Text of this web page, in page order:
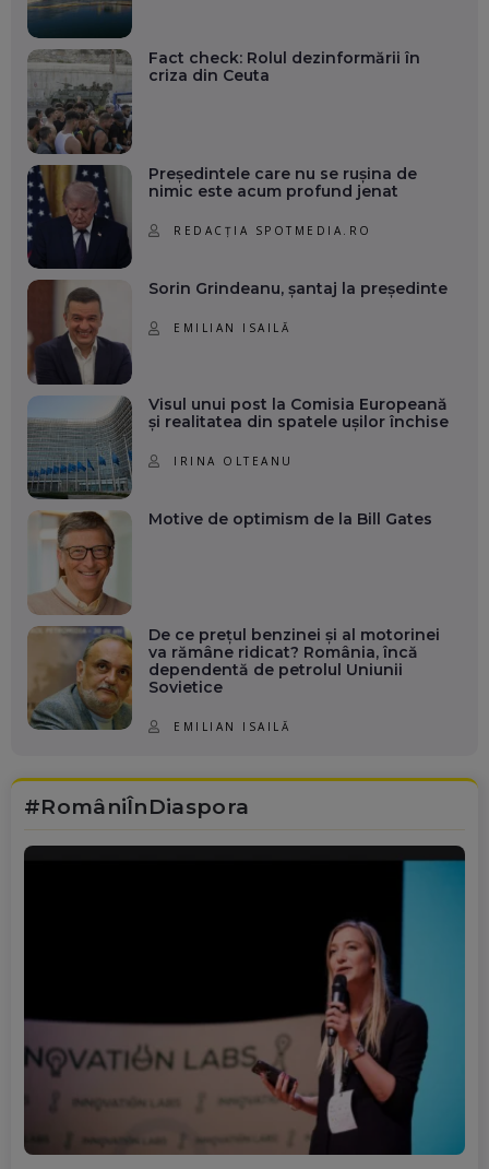
Fact check: Rolul dezinformării în
criza din Ceuta
Președintele care nu se rușina de
nimic este acum profund jenat
REDACȚIA SPOTMEDIA.RO
Sorin Grindeanu, șantaj la președinte
EMILIAN ISAILĂ
Visul unui post la Comisia Europeană
și realitatea din spatele ușilor închise
IRINA OLTEANU
Motive de optimism de la Bill Gates
De ce prețul benzinei și al motorinei
va rămâne ridicat? România, încă
dependentă de petrolul Uniunii
Sovietice
EMILIAN ISAILĂ
#RomâniÎnDiaspora